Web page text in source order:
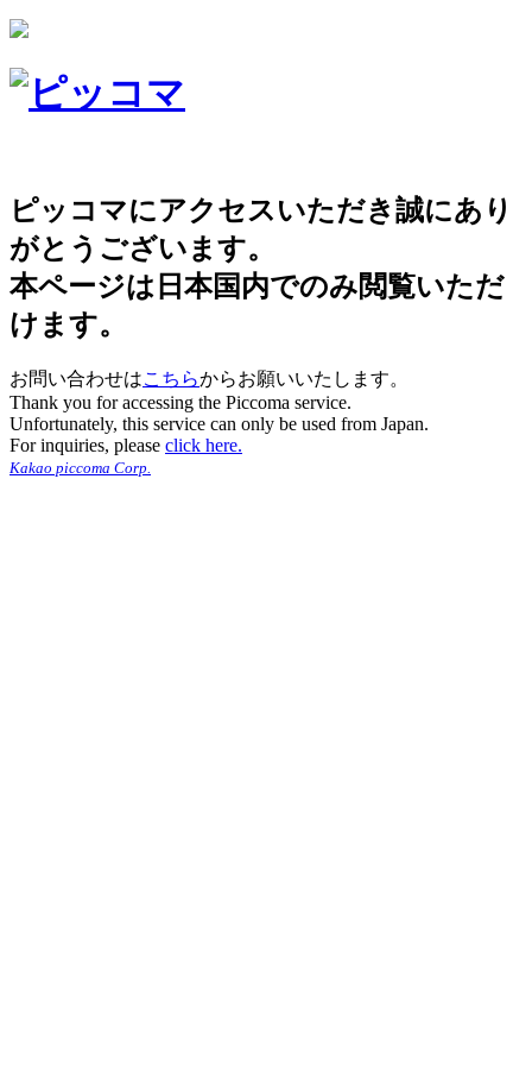
ピッコマにアクセスいただき誠にあり
がとうございます。
本ページは日本国内でのみ閲覧いただ
けます。
お問い合わせはこちらからお願いいたします。
Thank you for accessing the Piccoma service.
Unfortunately, this service can only be used from Japan.
For inquiries, please click here.
Kakao piccoma Corp.